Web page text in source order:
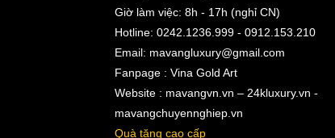
Giờ làm việc: 8h - 17h (nghỉ CN)
Hotline: 0242.1236.999 - 0912.153.210
Email: mavangluxury@gmail.com
Fanpage : Vina Gold Art
Website : mavangvn.vn – 24kluxury.vn -
mavangchuyennghiep.vn
Quà tặng cao cấp